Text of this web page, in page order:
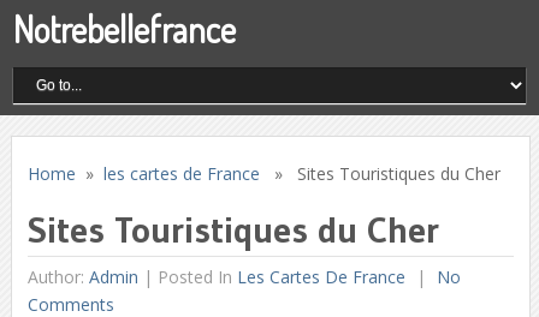
Notrebellefrance
Home » les cartes de France » Sites Touristiques du Cher
Sites Touristiques du Cher
Author: Admin | Posted In Les Cartes De France
No
Comments